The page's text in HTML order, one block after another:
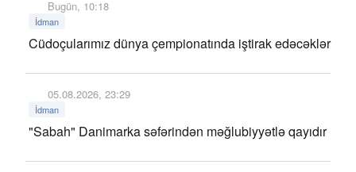
Bugün, 10:18
İdman
Cüdoçularımız dünya çempionatında iştirak edəcəklər
05.08.2026, 23:29
İdman
"Sabah" Danimarka səfərindən məğlubiyyətlə qayıdır